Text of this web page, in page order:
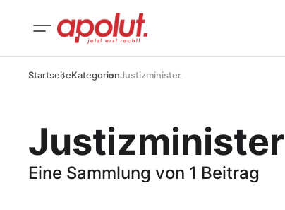
StartseiteKategorienJustizminister
Justizminister
Eine Sammlung von 1 Beitrag